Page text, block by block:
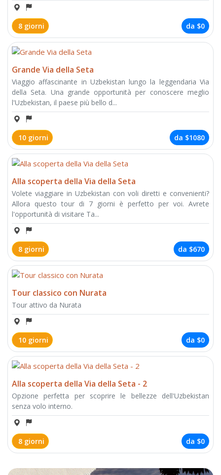
8 giorni da $0
Grande Via della Seta
Viaggio affascinante in Uzbekistan lungo la leggendaria Via
della Seta. Una grande opportunità per conoscere meglio
l'Uzbekistan, il paese più bello d...
10 giorni da $1080
Alla scoperta della Via della Seta
Volete viaggiare in Uzbekistan con voli diretti e convenienti?
Allora questo tour di 7 giorni è perfetto per voi. Avrete
l'opportunità di visitare Ta...
8 giorni da $670
Tour classico con Nurata
Tour attivo da Nurata
10 giorni da $0
Alla scoperta della Via della Seta - 2
Opzione perfetta per scoprire le bellezze dell'Uzbekistan
senza volo interno.
8 giorni da $0